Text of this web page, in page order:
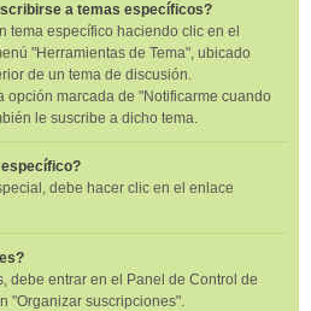
a temas específicos?
tema específico haciendo clic en el
"Herramientas de Tema", ubicado
de un tema de discusión.
opción marcada de "Notificarme cuando
le suscribe a dicho tema.
debe hacer clic en el enlace
debe entrar en el Panel de Control de
"Organizar suscripciones".